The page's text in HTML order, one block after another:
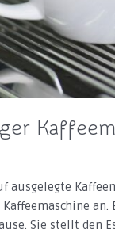
ausgelegte
Sie stellt den